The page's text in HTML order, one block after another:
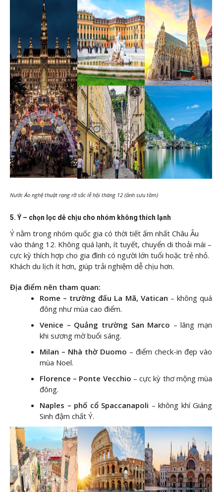
Nước Áo nghệ thuật rạng rỡ sắc lễ hội tháng 12 (ảnh sưu tầm)
5. Ý – chọn lọc dễ chịu cho nhóm không thích lạnh
Ý nằm trong nhóm quốc gia có thời tiết ấm nhất Châu Âu
vào tháng 12. Không quá lạnh, ít tuyết, chuyển di thoải mái –
cực kỳ thích hợp cho gia đình có người lớn tuổi hoặc trẻ nhỏ.
Khách du lịch ít hơn, giúp trải nghiệm dễ chịu hơn.
Địa điểm nên tham quan:
Rome – trường đấu La Mã, Vatican – không quá
đông như mùa cao điểm.
Venice – Quảng trường San Marco – lãng mạn
khi sương mờ buổi sáng.
Milan – Nhà thờ Duomo – điểm check-in đẹp vào
mùa Noel.
Florence – Ponte Vecchio – cực kỳ thơ mộng mùa
đông.
Naples – phố cổ Spaccanapoli – không khí Giáng
Sinh đậm chất Ý.